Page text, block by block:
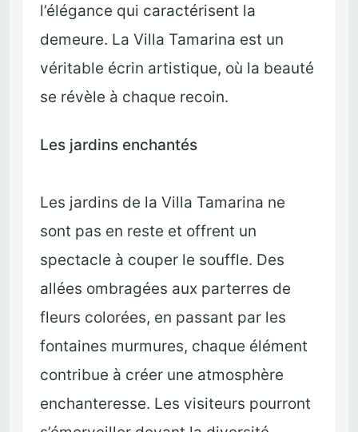
l’élégance qui caractérisent la
demeure. La Villa Tamarina est un
véritable écrin artistique, où la beauté
se révèle à chaque recoin.
Les jardins enchantés
Les jardins de la Villa Tamarina ne
sont pas en reste et offrent un
spectacle à couper le souffle. Des
allées ombragées aux parterres de
fleurs colorées, en passant par les
fontaines murmures, chaque élément
contribue à créer une atmosphère
enchanteresse. Les visiteurs pourront